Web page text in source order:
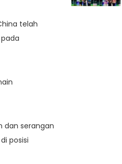
telah
dan serangan
posisi